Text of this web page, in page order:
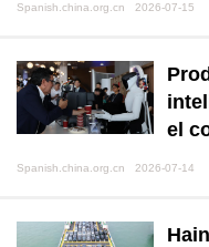
Spanish.china.org.cn 2026-07-15
el
Spanish.china.org.cn 2026-07-14